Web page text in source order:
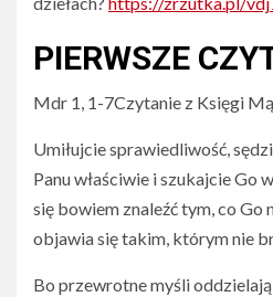
PIERWSZE
Mdr 1, 1-7Czytanie z Księgi
Umiłujcie sprawiedliwość,
Panu właściwie i szukajcie Go
się bowiem znaleźć tym, co Go
objawia się takim, którym nie
Bo przewrotne myśli